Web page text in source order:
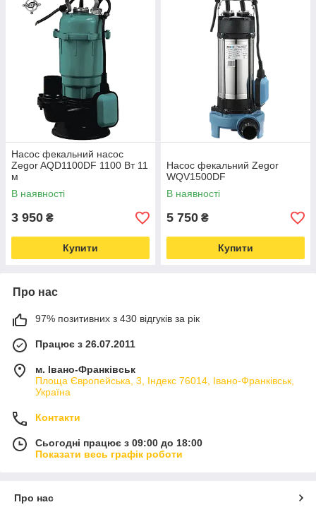
Насос фекальний насос
Zegor AQD1100DF 1100 Вт 11
м
В наявності
3 950 ₴
Купити
Насос фекальний Zegor
WQV1500DF
В наявності
5 750 ₴
Купити
Про нас
97% позитивних з 430 відгуків за рік
Працює з 26.07.2011
м. Івано-Франківськ
Площа Європейська, 3, Індекс 76014, Івано-Франківськ,
Україна
Контакти
Сьогодні працює з 09:00 до 18:00
Показати весь графік роботи
Про нас